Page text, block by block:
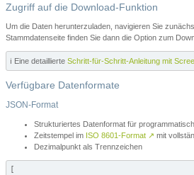
Zugriff auf die Download-Funktion
Um die Daten herunterzuladen, navigieren Sie
Stammdatenseite finden Sie dann die Option zum
ℹ️ Eine detaillierte Schritt-für-Schritt-Anleitung mit
Verfügbare Datenformate
JSON-Format
Strukturiertes Datenformat für
Zeitstempel im ISO 8601-Format ↗ mit
Dezimalpunkt als Trennzeichen
[